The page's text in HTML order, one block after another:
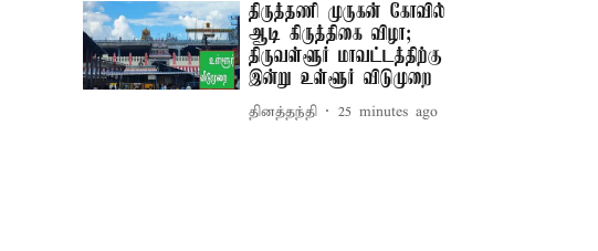
திருத்தணி முருகன் கோவில்
ஆடி கிருத்திகை விழா;
திருவள்ளூர் மாவட்டத்திற்கு
இன்று உள்ளூர் விடுமுறை
தினத்தந்தி 25 minutes ago